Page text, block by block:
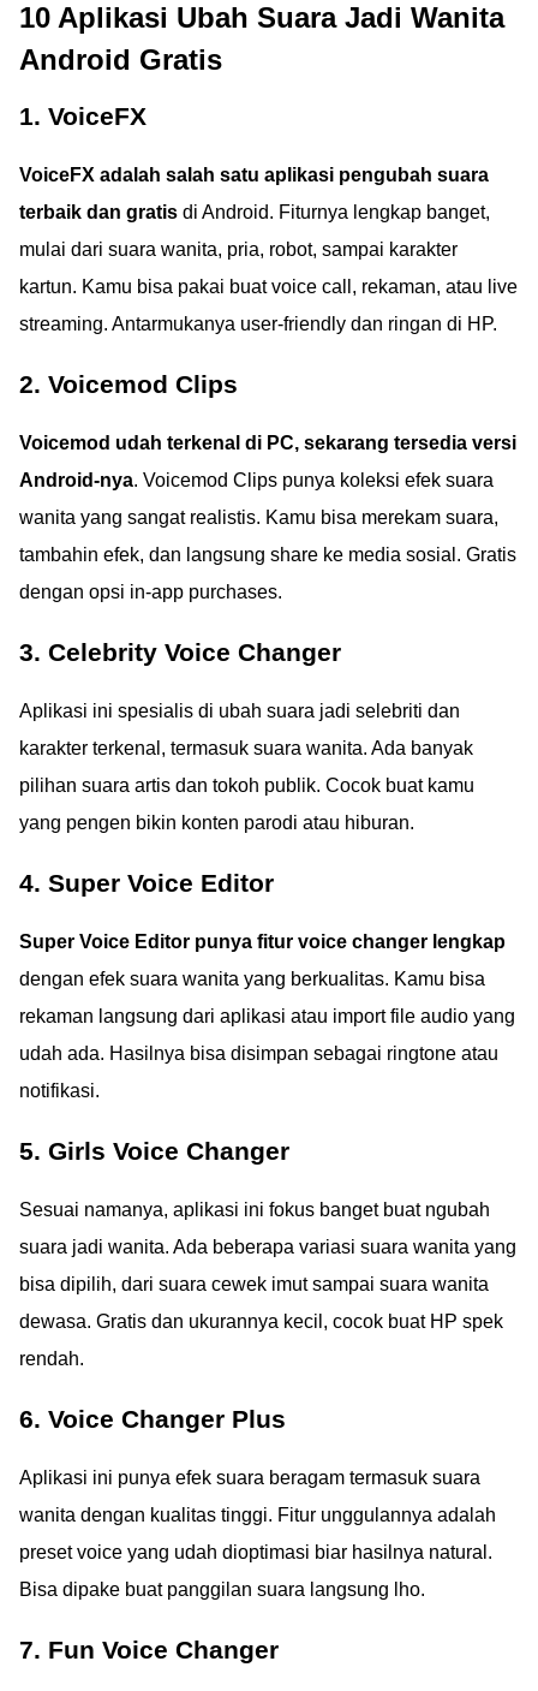
10 Aplikasi Ubah Suara Jadi Wanita
Android Gratis
1. VoiceFX
VoiceFX adalah salah satu aplikasi pengubah suara
terbaik dan gratis di Android. Fiturnya lengkap banget,
mulai dari suara wanita, pria, robot, sampai karakter
kartun. Kamu bisa pakai buat voice call, rekaman, atau live
streaming. Antarmukanya user-friendly dan ringan di HP.
2. Voicemod Clips
Voicemod udah terkenal di PC, sekarang tersedia versi
Android-nya. Voicemod Clips punya koleksi efek suara
wanita yang sangat realistis. Kamu bisa merekam suara,
tambahin efek, dan langsung share ke media sosial. Gratis
dengan opsi in-app purchases.
3. Celebrity Voice Changer
Aplikasi ini spesialis di ubah suara jadi selebriti dan
karakter terkenal, termasuk suara wanita. Ada banyak
pilihan suara artis dan tokoh publik. Cocok buat kamu
yang pengen bikin konten parodi atau hiburan.
4. Super Voice Editor
Super Voice Editor punya fitur voice changer lengkap
dengan efek suara wanita yang berkualitas. Kamu bisa
rekaman langsung dari aplikasi atau import file audio yang
udah ada. Hasilnya bisa disimpan sebagai ringtone atau
notifikasi.
5. Girls Voice Changer
Sesuai namanya, aplikasi ini fokus banget buat ngubah
suara jadi wanita. Ada beberapa variasi suara wanita yang
bisa dipilih, dari suara cewek imut sampai suara wanita
dewasa. Gratis dan ukurannya kecil, cocok buat HP spek
rendah.
6. Voice Changer Plus
Aplikasi ini punya efek suara beragam termasuk suara
wanita dengan kualitas tinggi. Fitur unggulannya adalah
preset voice yang udah dioptimasi biar hasilnya natural.
Bisa dipake buat panggilan suara langsung lho.
7. Fun Voice Changer